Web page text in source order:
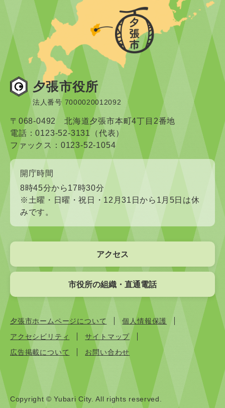
夕張市役所
法人番号 7000020012092
〒068-0492 北海道夕張市本町4丁目2番地
電話：0123-52-3131（代表）
ファックス：0123-52-1054
開庁時間
8時45分から17時30分
※土曜・日曜・祝日・12月31日から1月5日は休
みです。
アクセス
市役所の組織・直通電話
夕張市ホームページについて
個人情報保護
アクセシビリティ
サイトマップ
広告掲載について
お問い合わせ
Copyright © Yubari City. All rights reserved.